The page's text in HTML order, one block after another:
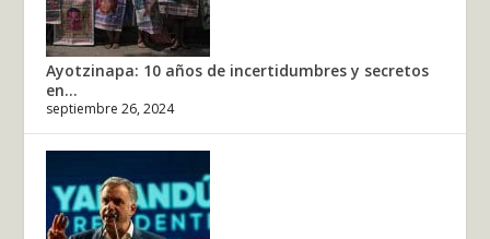
Ayotzinapa: 10 años de incertidumbres y secretos
en...
septiembre 26, 2024